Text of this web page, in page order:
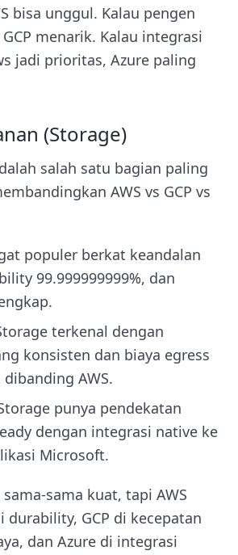
bisa unggul. Kalau pengen
menarik. Kalau integrasi
jadi prioritas, Azure paling
(Storage)
salah satu bagian paling
AWS vs GCP vs
populer berkat keandalan
99.999999999%, dan
terkenal dengan
konsisten dan biaya egress
AWS.
punya pendekatan
dengan integrasi native ke
Microsoft.
sama kuat, tapi AWS
durability, GCP di kecepatan
dan Azure di integrasi